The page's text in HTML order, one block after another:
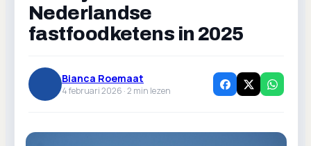
Nederlandse
fastfoodketens in 2025
Bianca Roemaat
4 februari 2026 ·2 min lezen